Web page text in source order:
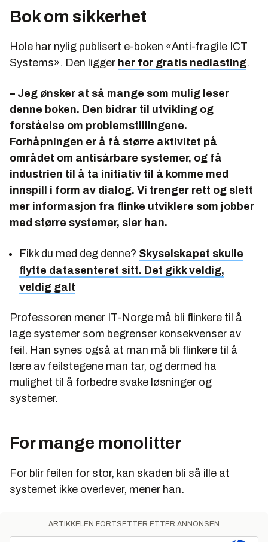
Bok om sikkerhet
Hole har nylig publisert e-boken «Anti-fragile ICT
Systems». Den ligger her for gratis nedlasting.
– Jeg ønsker at så mange som mulig leser
denne boken. Den bidrar til utvikling og
forståelse om problemstillingene.
Forhåpningen er å få større aktivitet på
området om antisårbare systemer, og få
industrien til å ta initiativ til å komme med
innspill i form av dialog. Vi trenger rett og slett
mer informasjon fra flinke utviklere som jobber
med større systemer, sier han.
Fikk du med deg denne? Skyselskapet skulle
flytte datasenteret sitt. Det gikk veldig,
veldig galt
Professoren mener IT-Norge må bli flinkere til å
lage systemer som begrenser konsekvenser av
feil. Han synes også at man må bli flinkere til å
lære av feilstegene man tar, og dermed ha
mulighet til å forbedre svake løsninger og
systemer.
For mange monolitter
For blir feilen for stor, kan skaden bli så ille at
systemet ikke overlever, mener han.
ARTIKKELEN FORTSETTER ETTER ANNONSEN